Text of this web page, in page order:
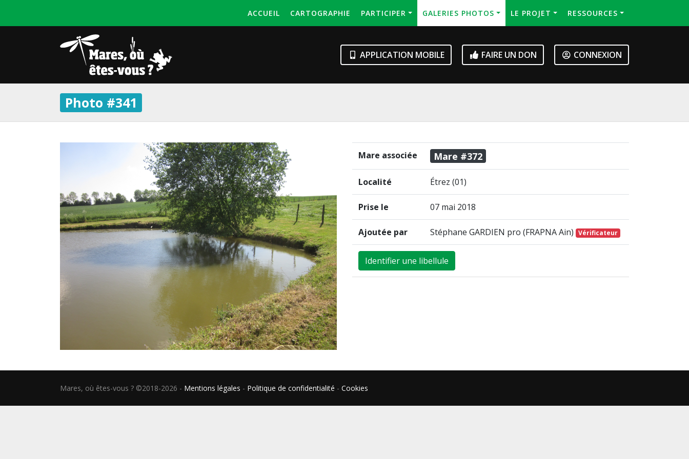
ACCUEIL CARTOGRAPHIE PARTICIPER GALERIES PHOTOS LE PROJET RESSOURCES
APPLICATION MOBILE FAIRE UN DON CONNEXION
Photo #341
Mare associée Mare #372
Localité Étrez (01)
Prise le 07 mai 2018
Ajoutée par Stéphane GARDIEN pro (FRAPNA Ain) Vérificateur
Identifier une libellule
Mares, où êtes-vous ? ©2018-2026 - Mentions légales - Politique de confidentialité - Cookies